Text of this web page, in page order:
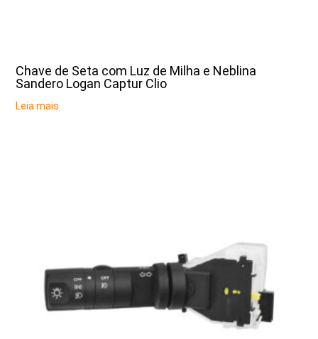
Chave de Seta com Luz de Milha e Neblina
Sandero Logan Captur Clio
Leia mais